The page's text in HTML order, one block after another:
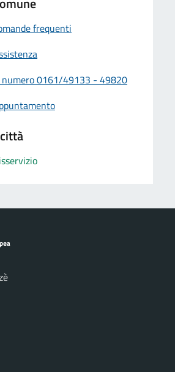
frequenti
numero 0161/49133 - 49820